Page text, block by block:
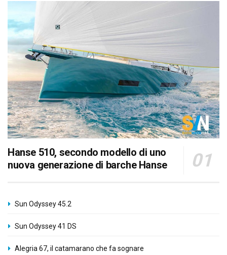
Hanse 510, secondo modello di uno
nuova generazione di barche Hanse
Sun Odyssey 45.2
Sun Odyssey 41 DS
Alegria 67, il catamarano che fa sognare